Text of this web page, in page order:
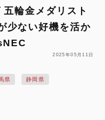
五輪金メダリスト
少ない好機を活か
2025年05月11日
県 静岡県